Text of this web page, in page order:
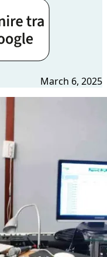
March 6, 2025